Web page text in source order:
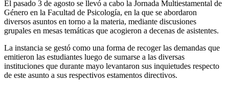
El pasado 3 de agosto se llevó a cabo la Jornada Multiestamental de
Género en la Facultad de Psicología, en la que se abordaron
diversos asuntos en torno a la materia, mediante discusiones
grupales en mesas temáticas que acogieron a decenas de asistentes.
La instancia se gestó como una forma de recoger las demandas que
emitieron las estudiantes luego de sumarse a las diversas
instituciones que durante mayo levantaron sus inquietudes respecto
de este asunto a sus respectivos estamentos directivos.